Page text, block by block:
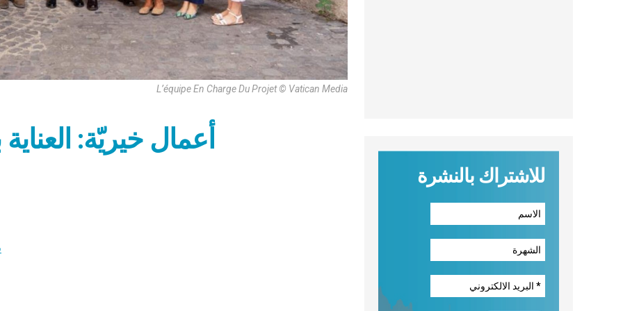
L’équipe En Charge Du Projet © Vatican Media
أعمال خيريّة:
للاشتراك بالنشرة